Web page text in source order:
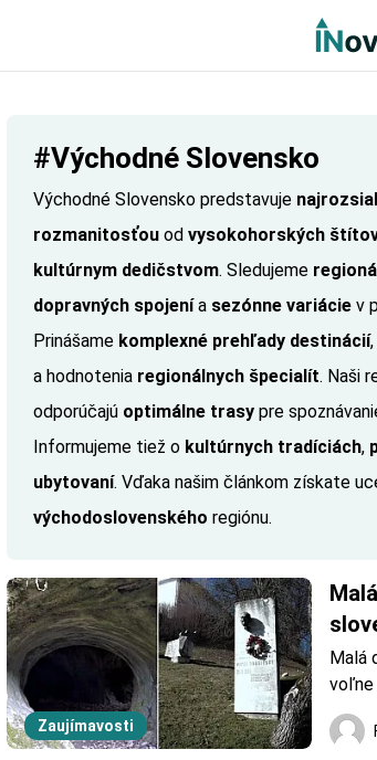
#Východné Slovensko
Východné Slovensko predstavuje
rozmanitosťou od vysokohorských
kultúrnym dedičstvom. Sledujeme
dopravných spojenía sezónne variácie v
Prinášame komplexné prehľady destinácií
a hodnotenia regionálnych špecialít. Naši
odporúčajú optimálne trasy pre
Informujeme tiež o kultúrnych tradíciách,
ubytovaní. Vďaka našim článkom získate
východoslovenského regiónu.
Zaujímavosti
Malá
voľne
1885